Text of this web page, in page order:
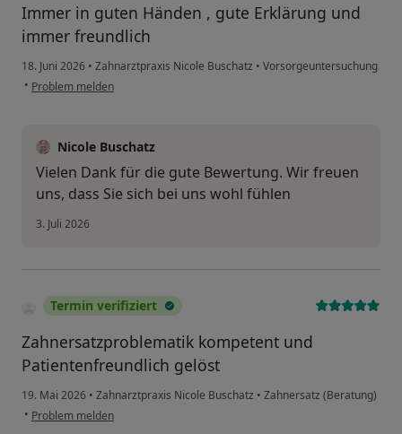
Immer in guten Händen , gute Erklärung und
immer freundlich
18. Juni 2026 • Zahnarztpraxis Nicole Buschatz • Vorsorgeuntersuchung
• Problem melden
Nicole Buschatz
Vielen Dank für die gute Bewertung. Wir freuen
uns, dass Sie sich bei uns wohl fühlen
3. Juli 2026
Termin verifiziert
Zahnersatzproblematik kompetent und
Patientenfreundlich gelöst
19. Mai 2026 • Zahnarztpraxis Nicole Buschatz • Zahnersatz (Beratung)
• Problem melden